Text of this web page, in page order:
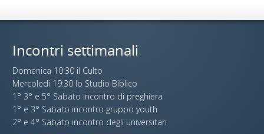
Incontri settimanali
Domenica 10:30 il Culto
Mercoledi 19:30 lo Studio Biblico
1° 3° e 5° Sabato incontro di preghiera
1° e 3° Sabato incontro gruppo youth
2° e 4° Sabato incontro degli universitari